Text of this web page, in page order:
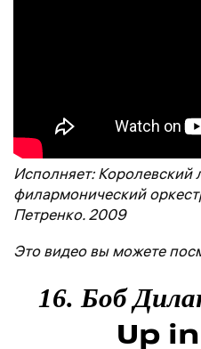
Исполняет: Королевский
филармонический
Петренко. 2009
Это видео вы можете
16. Боб
Up